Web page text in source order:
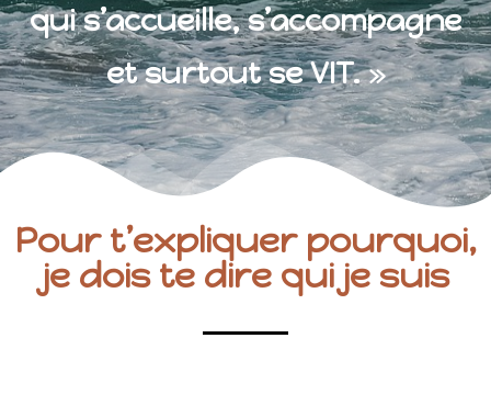
qui s’accueille, s’accompagne
et surtout se VIT.»
Pour t’expliquer pourquoi,
je dois te dire qui je suis